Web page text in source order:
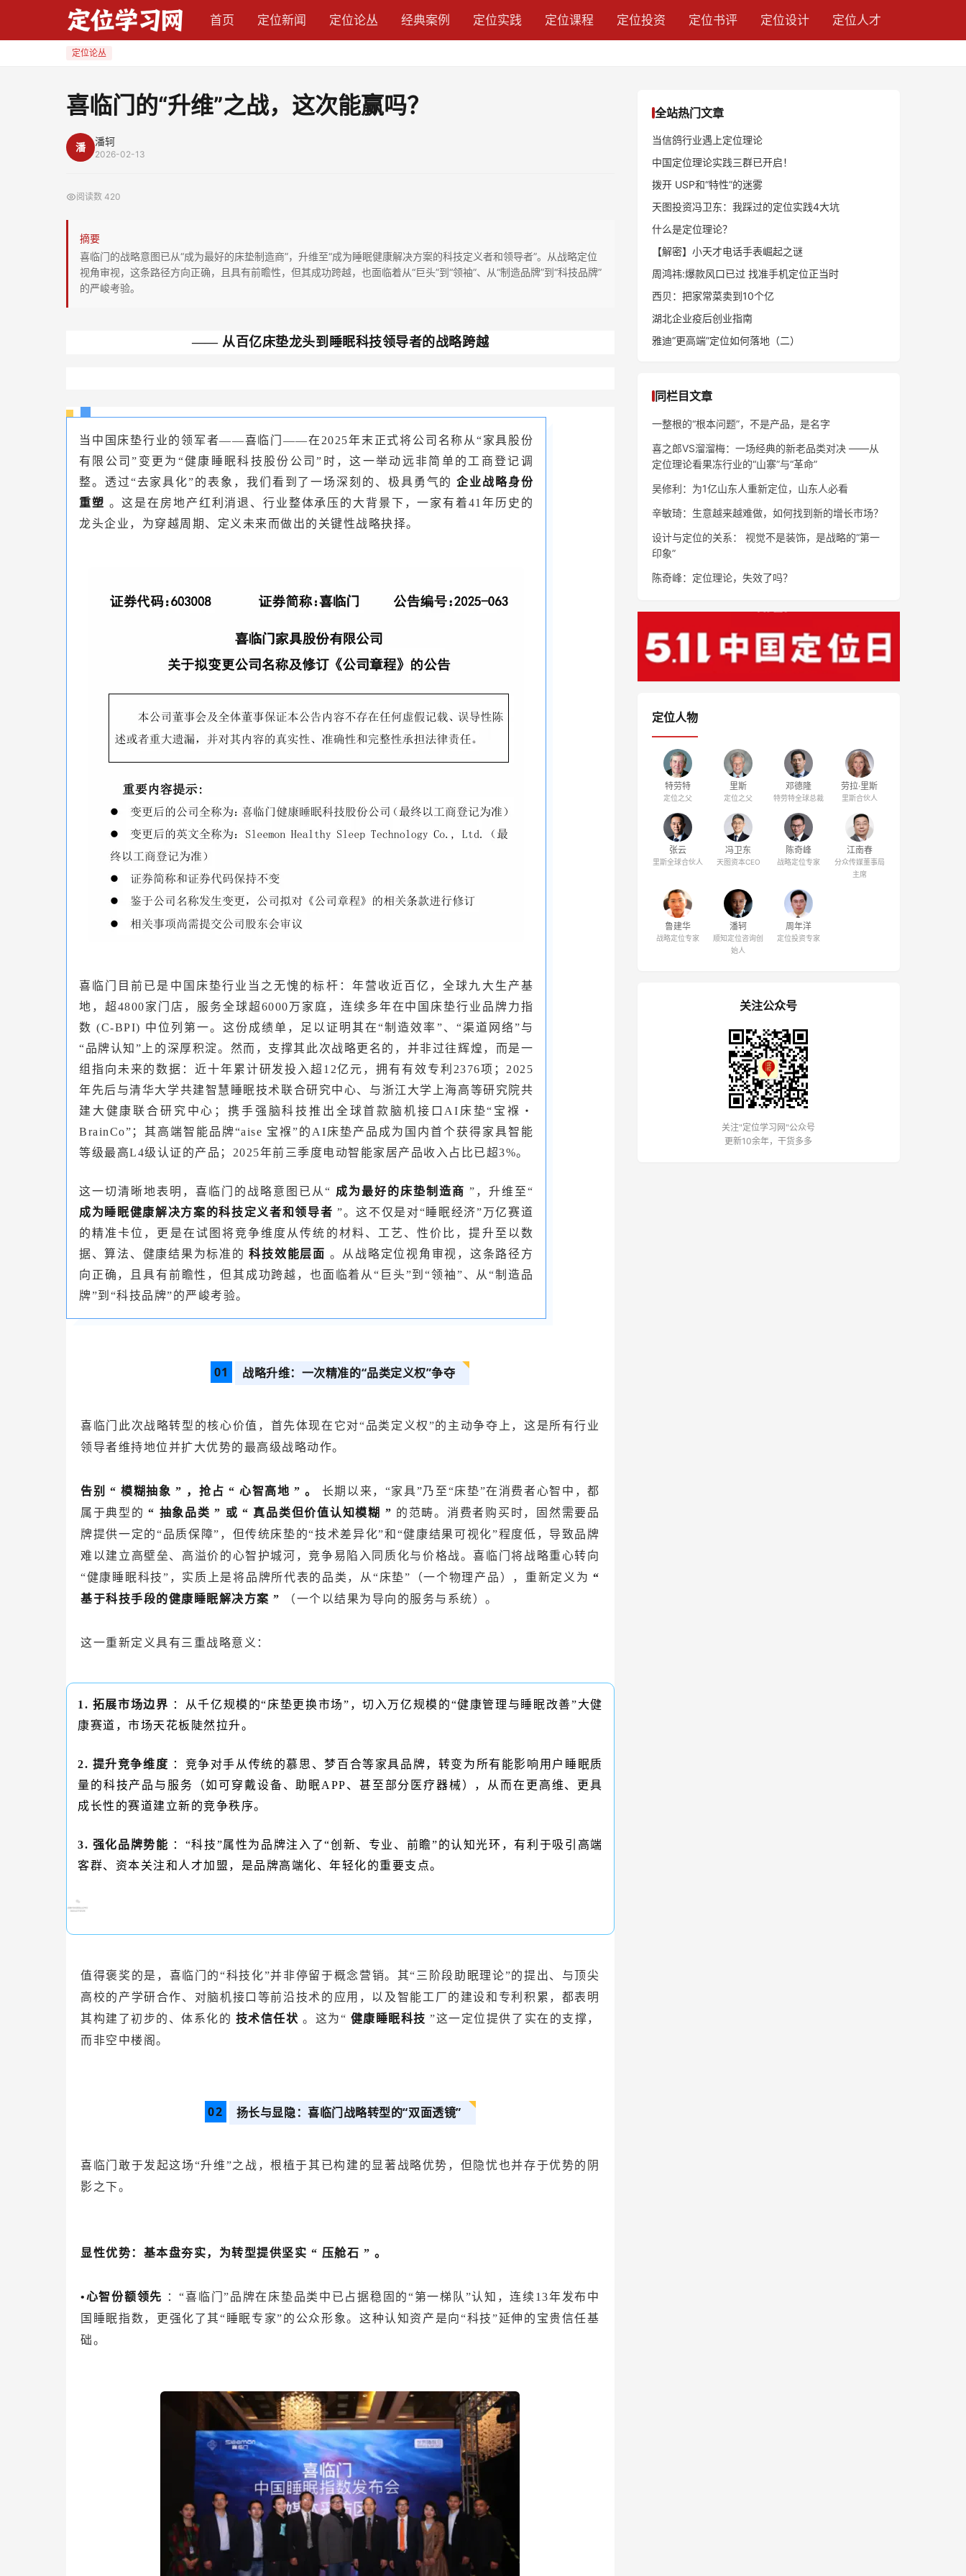
首页 定位新闻 定位论丛 经典案例 定位实践 定位课程 定位投资 定位书评 定位设计 定位人才
定位论丛
喜临门的“升维”之战，这次能赢吗？
潘 潘轲
2026-02-13
阅读数 420
摘要
喜临门的战略意图已从“成为最好的床垫制造商”，升维至“成为睡眠健康解决方案的科技定义者和领导者”。从战略定位
视角审视，这条路径方向正确，且具有前瞻性，但其成功跨越，也面临着从“巨头”到“领袖”、从“制造品牌”到“科技品牌”
的严峻考验。
——从百亿床垫龙头到睡眠科技领导者的战略跨越
当中国床垫行业的领军者——喜临门——在2025年末正式将公司名称从“家具股份
有限公司”变更为“健康睡眠科技股份公司”时，这一举动远非简单的工商登记调
整。透过“去家具化”的表象，我们看到了一场深刻的、极具勇气的企业战略身份
重塑 。这是在房地产红利消退、行业整体承压的大背景下，一家有着41年历史的
龙头企业，为穿越周期、定义未来而做出的关键性战略抉择。
喜临门目前已是中国床垫行业当之无愧的标杆：年营收近百亿，全球九大生产基
地，超4800家门店，服务全球超6000万家庭，连续多年在中国床垫行业品牌力指
数 (C-BPI) 中位列第一。这份成绩单，足以证明其在“制造效率”、“渠道网络”与
“品牌认知”上的深厚积淀。然而，支撑其此次战略更名的，并非过往辉煌，而是一
组指向未来的数据：近十年累计研发投入超12亿元，拥有有效专利2376项；2025
年先后与清华大学共建智慧睡眠技术联合研究中心、与浙江大学上海高等研究院共
建大健康联合研究中心；携手强脑科技推出全球首款脑机接口AI床垫“宝褓・
BrainCo”；其高端智能品牌“aise 宝褓”的AI床垫产品成为国内首个获得家具智能
等级最高L4级认证的产品；2025年前三季度电动智能家居产品收入占比已超3%。
这一切清晰地表明，喜临门的战略意图已从“ 成为最好的床垫制造商 ”，升维至“
成为睡眠健康解决方案的科技定义者和领导者”。这不仅是对“睡眠经济”万亿赛道
的精准卡位，更是在试图将竞争维度从传统的材料、工艺、性价比，提升至以数
据、算法、健康结果为标准的科技效能层面 。从战略定位视角审视，这条路径方
向正确，且具有前瞻性，但其成功跨越，也面临着从“巨头”到“领袖”、从“制造品
牌”到“科技品牌”的严峻考验。
01 战略升维：一次精准的“品类定义权”争夺
喜临门此次战略转型的核心价值，首先体现在它对“品类定义权”的主动争夺上，这是所有行业
领导者维持地位并扩大优势的最高级战略动作。
告别 “模糊抽象” ，抢占 “心智高地”。 长期以来，“家具”乃至“床垫”在消费者心智中，都
属于典型的“ 抽象品类” 或“ 真品类但价值认知模糊 ” 的范畴。消费者购买时，固然需要品
牌提供一定的“品质保障”，但传统床垫的“技术差异化”和“健康结果可视化”程度低，导致品牌
难以建立高壁垒、高溢价的心智护城河，竞争易陷入同质化与价格战。喜临门将战略重心转向
“健康睡眠科技”，实质上是将品牌所代表的品类，从“床垫”（一个物理产品），重新定义为“
基于科技手段的健康睡眠解决方案 ” （一个以结果为导向的服务与系统）。
这一重新定义具有三重战略意义：
1. 拓展市场边界 ：从千亿规模的“床垫更换市场”，切入万亿规模的“健康管理与睡眠改善”大健
康赛道，市场天花板陡然拉升。
2. 提升竞争维度 ：竞争对手从传统的慕思、梦百合等家具品牌，转变为所有能影响用户睡眠质
量的科技产品与服务（如可穿戴设备、助眠APP、甚至部分医疗器械），从而在更高维、更具
成长性的赛道建立新的竞争秩序。
3. 强化品牌势能 ：“科技”属性为品牌注入了“创新、专业、前瞻”的认知光环，有利于吸引高端
客群、资本关注和人才加盟，是品牌高端化、年轻化的重要支点。
值得褒奖的是，喜临门的“科技化”并非停留于概念营销。其“三阶段助眠理论”的提出、与顶尖
高校的产学研合作、对脑机接口等前沿技术的应用，以及智能工厂的建设和专利积累，都表明
其构建了初步的、体系化的 技术信任状。这为“ 健康睡眠科技”这一定位提供了实在的支撑，
而非空中楼阁。
02 扬长与显隐：喜临门战略转型的“双面透镜”
喜临门敢于发起这场“升维”之战，根植于其已构建的显著战略优势，但隐忧也并存于优势的阴
影之下。
显性优势：基本盘夯实，为转型提供坚实 “ 压舱石 ” 。
•心智份额领先
：“喜临门”品牌在床垫品类中已占据稳固的“第一梯队”认知，连续13年发布中
国睡眠指数，更强化了其“睡眠专家”的公众形象。这种认知资产是向“科技”延伸的宝贵信任基
础。
全站热门文章
当信鸽行业遇上定位理论
中国定位理论实践三群已开启！
拨开 USP和“特性”的迷雾
天图投资冯卫东：我踩过的定位实践4大坑
什么是定位理论？
【解密】小天才电话手表崛起之谜
周鸿祎:爆款风口已过 找准手机定位正当时
西贝：把家常菜卖到10个亿
湖北企业疫后创业指南
雅迪“更高端”定位如何落地（二）
同栏目文章
一整根的“根本问题”，不是产品，是名字
喜之郎VS溜溜梅：一场经典的新老品类对决 ——从
定位理论看果冻行业的“山寨”与“革命”
吴修利：为1亿山东人重新定位，山东人必看
辛敏琦：生意越来越难做，如何找到新的增长市场？
设计与定位的关系： 视觉不是装饰，是战略的“第一
印象”
陈奇峰：定位理论，失效了吗？
定位人物
特劳特
定位之父
里斯
定位之父
邓德隆
特劳特全球总裁
劳拉·里斯
里斯合伙人
张云
里斯全球合伙人
冯卫东
天图资本CEO
陈奇峰
战略定位专家
江南春
分众传媒董事局
主席
鲁建华
战略定位专家
潘轲
顺知定位咨询创
始人
周年洋
定位投资专家
关注公众号
关注"定位学习网"公众号
更新10余年，干货多多